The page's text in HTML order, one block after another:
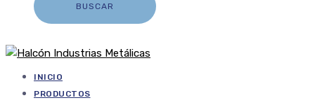
INICIO
PRODUCTOS